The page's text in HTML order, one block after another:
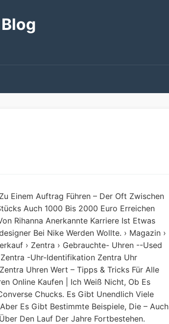
Einem Auftrag Führen – Der Oft Zwischen
Auch 1000 Bis 2000 Euro Erreichen
Rihanna Anerkannte Karriere Ist Etwas
Bei Nike Werden Wollte. › Magazin ›
› Zentra › Gebrauchte- Uhren --Used
Zentra -uhr-Identifikation Zentra Uhr
Uhren Wert – Tipps & Tricks Für Alle
Online Kaufen | Ich Weiß Nicht, Ob Es
Chucks. Es Gibt Unendlich Viele
Es Gibt Bestimmte Beispiele, Die – Auch
Den Lauf Der Jahre Fortbestehen.